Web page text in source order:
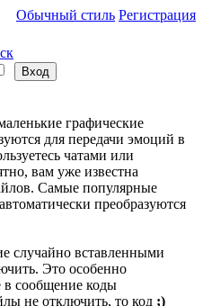
Обычный стиль Регистрация
графические
для передачи эмоций в
чатами или
вам уже известна
Самые популярные
преобразуются
случайно вставленными
Это особенно
в сообщение коды
не отключить, то код ;)